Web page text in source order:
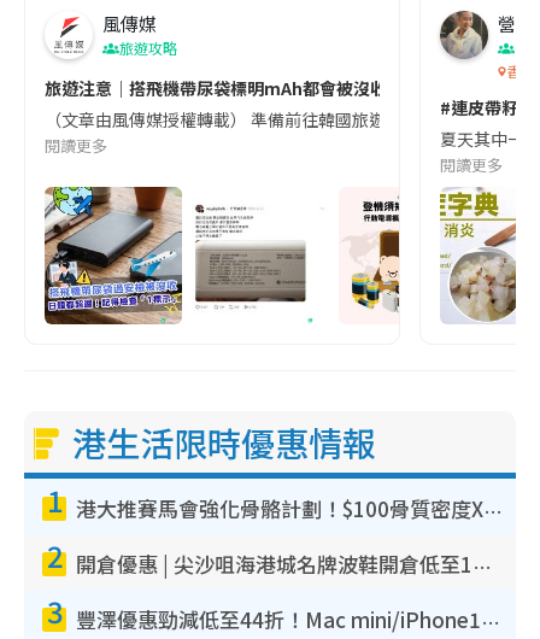
風傳媒
旅遊攻略
旅遊注意｜搭飛機帶尿袋標明mAh都會被沒收😱出發前切記檢查
（文章由風傳媒授權轉載） 準備前往韓國旅遊的民眾，近期要
閱讀更多
營養
香港
#連皮帶籽
夏天其中一
閱讀更多
港生活限時優惠情報
1 港大推賽馬會強化骨骼計劃！$100骨質密度X光檢查 完成免費運動訓練送超市禮券！附參加資格
2 開倉優惠 | 尖沙咀海港城名牌波鞋開倉低至1折！On鞋$899起／Joy&Peace鞋履$98起
3 豐澤優惠勁減低至44折！Mac mini/iPhone17Pro大減價！廚房家電$220起